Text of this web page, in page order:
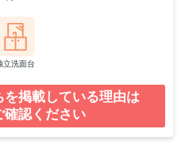
立洗面台
を掲載している理由は
確認ください